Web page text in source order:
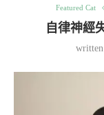
Featured Cat
自律神經